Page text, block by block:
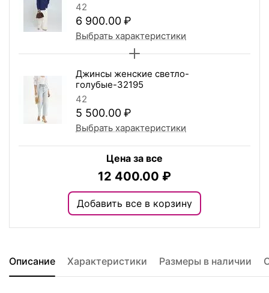
42
6 900.00₽
Выбрать характеристики
Джинсы женские светло-
голубые-32195
42
5 500.00₽
Выбрать характеристики
Цена за все
12 400.00 ₽
Добавить все в корзину
Описание Характеристики Размеры в наличии